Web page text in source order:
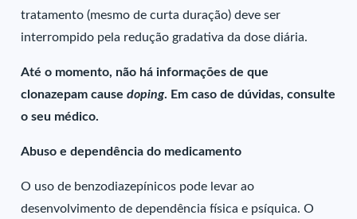
tratamento (mesmo de curta duração) deve ser
interrompido pela redução gradativa da dose diária.
Até o momento, não há informações de que
clonazepam causedoping. Em caso de dúvidas, consulte
o seu médico.
Abuso e dependência do medicamento
O uso de benzodiazepínicos pode levar ao
desenvolvimento de dependência física e psíquica. O